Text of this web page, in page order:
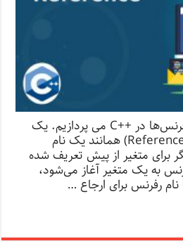
در این جلسه به بررسی رفرنس‌ها در ++C می پردازیم. یک
متغیر رفرنس (Reference Variable) همانند یک نام
برای متغیر از پیش تعریف شده
به یک متغیر آغاز می‌شود،
نام رفرنس برای ارجاع …